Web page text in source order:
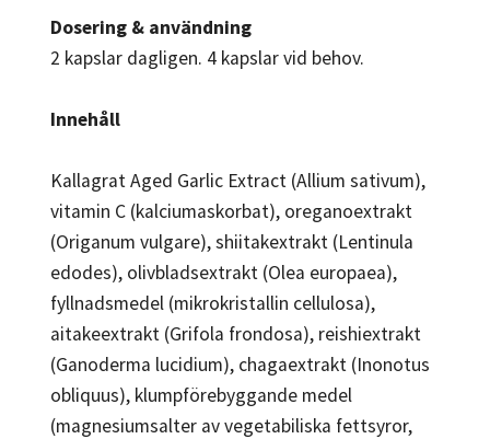
Dosering & användning
2 kapslar dagligen. 4 kapslar vid behov.
Innehåll
Kallagrat Aged Garlic Extract (Allium sativum),
vitamin C (kalciumaskorbat), oreganoextrakt
(Origanum vulgare), shiitakextrakt (Lentinula
edodes), olivbladsextrakt (Olea europaea),
fyllnadsmedel (mikrokristallin cellulosa),
aitakeextrakt (Grifola frondosa), reishiextrakt
(Ganoderma lucidium), chagaextrakt (Inonotus
obliquus), klumpförebyggande medel
(magnesiumsalter av vegetabiliska fettsyror,